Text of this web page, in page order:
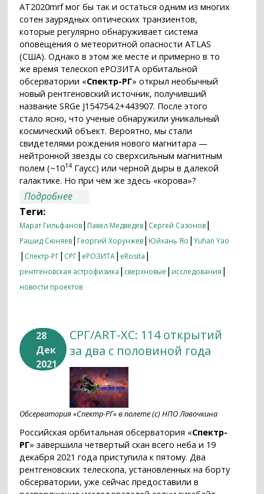
AT2020mrf мог бы так и остаться одним из многих
сотен заурядных оптических транзиентов,
которые регулярно обнаруживает система
оповещения о метеоритной опасности ATLAS
(США). Однако в этом же месте и примерно в то
же время телескоп еРОЗИТА орбитальной
обсерватории «Спектр-РГ» открыл необычный
новый рентгеновский источник, получивший
название SRGe J154754.2+443907. После этого
стало ясно, что ученые обнаружили уникальный
космический объект. Вероятно, мы стали
свидетелями рождения нового магнитара —
нейтронной звезды со сверхсильным магнитным
полем (~1014 Гаусс) или черной дыры в далекой
галактике. Но при чём же здесь «корова»?
Подробнее
«коровы» на небе
Теги:
Марат Гильфанов| Павел Медведев| Сергей Сазонов|
Рашид Сюняев| Георгий Хорунжев| Юйхань Яо |Yuhan Yao
| Спектр-РГ| СРГ| еРОЗИТА| eRosita |
рентгеновская астрофизика | сверхновые | исследования |
новости проектов
28
Дек
2021
СРГ/ART-XC: 114 открытий
за два с половиной года
Обсерватория «Спектр-РГ» в полете (с) НПО Лавочкина
Российская орбитальная обсерватория «Спектр-
РГ» завершила четвертый скан всего неба и 19
декабря 2021 года приступила к пятому. Два
рентгеновских телескопа, установленных на борту
обсерватории, уже сейчас предоставили в